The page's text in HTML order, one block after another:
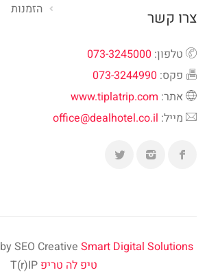
הזמנות
צרו קשר
טלפון: 073-3245000
פקס: 073-3244990
אתר: www.tiplatrip.com
מייל: office@dealhotel.co.il
by SEO CreativeSmart Digital Solutions | ©
טיפ לה טריפ T(r)IP